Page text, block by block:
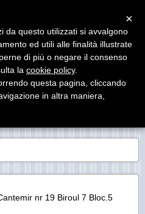
per esterni - settore Turistico
nr 19 Biroul 7 Bloc.5
×
da questo utilizzati si avvalgono
ed utili alle finalità illustrate
di più o negare il consenso
la cookie policy.
questa pagina, cliccando
in altra maniera,